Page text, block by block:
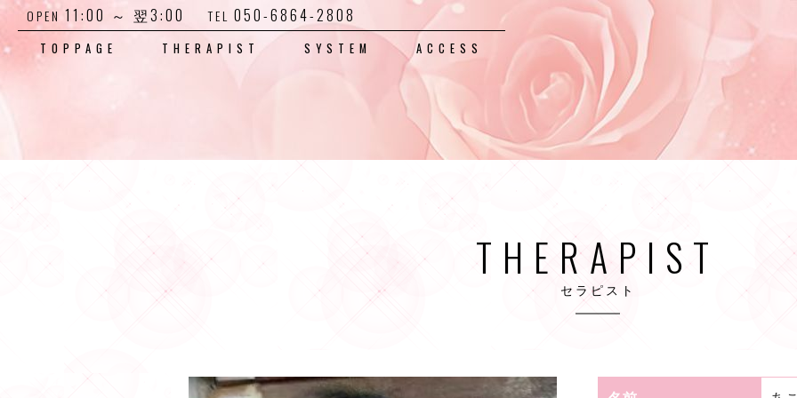
OPEN 11:00 ～ 翌3:00 TEL 050-6864-2808
TOPPAGE THERAPIST SYSTEM ACCESS
セラピスト
THERAPIST